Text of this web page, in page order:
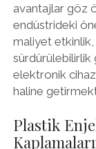
avantajlar göz
endüstrideki
maliyet etkinlik,
sürdürülebilirlik
elektronik
haline
Plastik